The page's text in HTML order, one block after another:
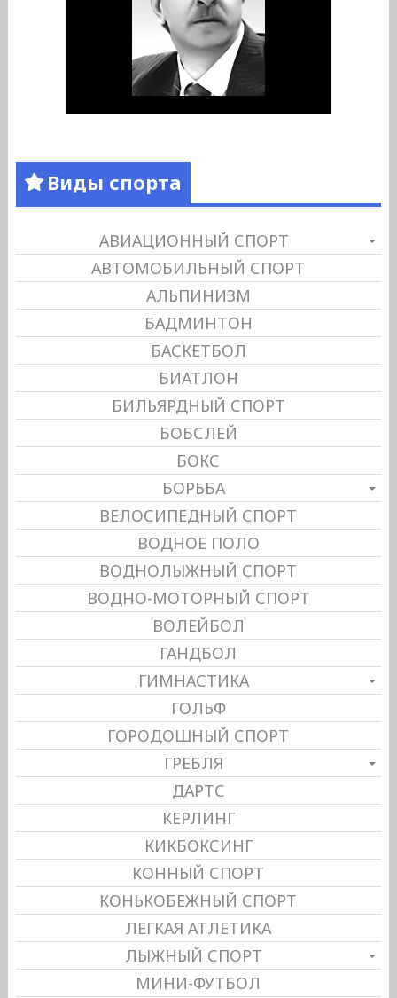
Виды спорта
АВИАЦИОННЫЙ СПОРТ
АВТОМОБИЛЬНЫЙ СПОРТ
АЛЬПИНИЗМ
БАДМИНТОН
БАСКЕТБОЛ
БИАТЛОН
БИЛЬЯРДНЫЙ СПОРТ
БОБСЛЕЙ
БОКС
БОРЬБА
ВЕЛОСИПЕДНЫЙ СПОРТ
ВОДНОЕ ПОЛО
ВОДНОЛЫЖНЫЙ СПОРТ
ВОДНО-МОТОРНЫЙ СПОРТ
ВОЛЕЙБОЛ
ГАНДБОЛ
ГИМНАСТИКА
ГОЛЬФ
ГОРОДОШНЫЙ СПОРТ
ГРЕБЛЯ
ДАРТС
КЕРЛИНГ
КИКБОКСИНГ
КОННЫЙ СПОРТ
КОНЬКОБЕЖНЫЙ СПОРТ
ЛЕГКАЯ АТЛЕТИКА
ЛЫЖНЫЙ СПОРТ
МИНИ-ФУТБОЛ